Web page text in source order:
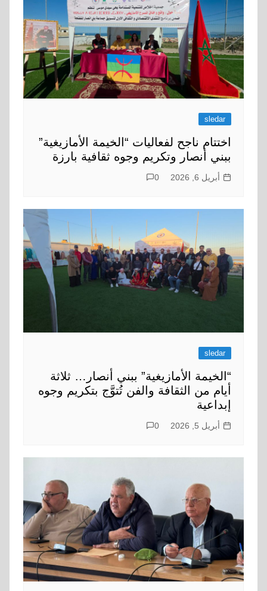
sledar
اختتام ناجح لفعاليات “الخيمة الأمازيغية”
ببني أنصار وتكريم وجوه ثقافية بارزة
أبريل 6, 2026 0
sledar
“الخيمة الأمازيغية” ببني أنصار… ثلاثة
أيام من الثقافة والفن تُتوَّج بتكريم وجوه
إبداعية
أبريل 5, 2026 0